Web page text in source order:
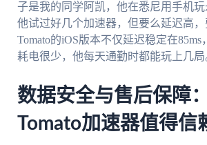
子是我的同学阿凯，他在悉尼用手机
他试过好几个加速器，但要么延迟高，
Tomato的iOS版本不仅延迟稳定在
耗电很少，他每天通勤时都能玩上几局
数据安全与售后保障
Tomato加速器值得信